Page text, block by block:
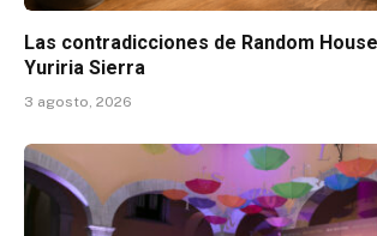
Las contradicciones de Random
Yuriria Sierra
3 agosto, 2026